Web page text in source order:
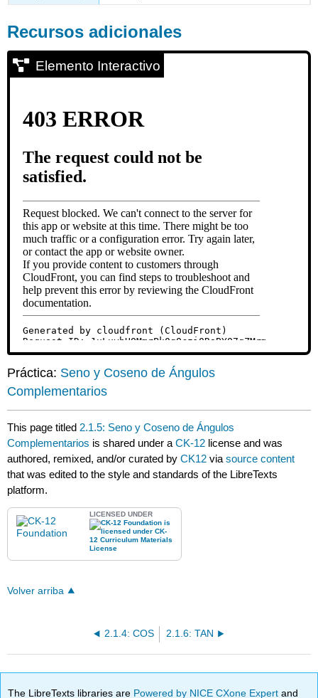
Recursos adicionales
Elemento Interactivo
Práctica: Seno y Coseno de Ángulos
Complementarios
This page titled 2.1.5: Seno y Coseno de Ángulos
Complementarios is shared under aCK-12 license and was
authored, remixed, and/or curated byCK12 viasource content
that was edited to the style and standards of the LibreTexts
platform.
LICENSED UNDER
Volver arriba
2.1.4: COS 2.1.6: TAN
The LibreTexts libraries are Powered by NICE CXone Expertand